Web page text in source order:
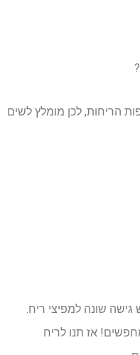
הריחות, לכן מומלץ לשים
שונה למפיצי ריח.
אז תנו לריח